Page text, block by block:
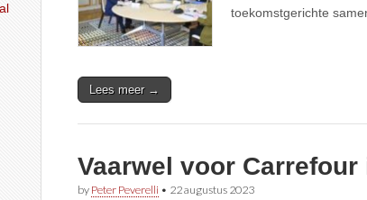
toekomstgerichte
Lees meer →
Vaarwel voor
by Peter Peverelli • 22 augustus 2023